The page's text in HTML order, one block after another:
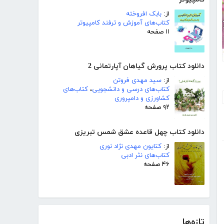
از: بابک افروخته
کتاب‌های آموزش و ترفند کامپیوتر
۱۱ صفحه
دانلود کتاب پرورش گیاهان آپارتمانی 2
از: سید مهدی فروتن
کتاب‌های درسی و دانشجویی، کتاب‌های
کشاورزی و دامپروری
۹۲ صفحه
دانلود کتاب چهل قاعده عشق شمس تبریزی
از: کتایون مهدی نژاد نوری
کتاب‌های نثر ادبی
۴۶ صفحه